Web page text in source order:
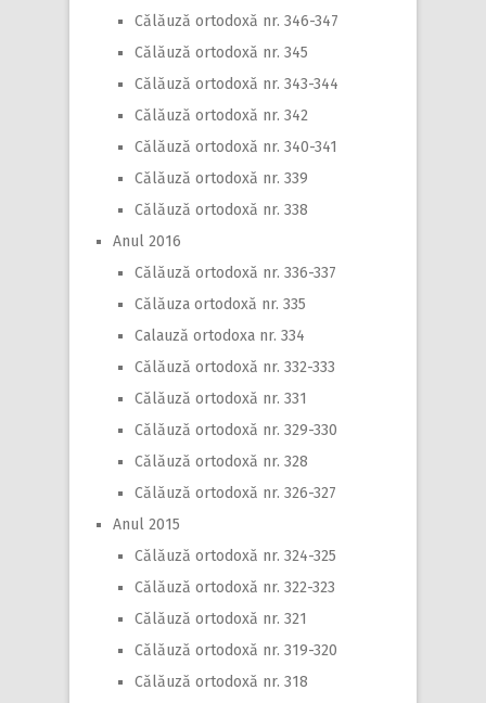
Călăuză ortodoxă nr. 346-347
Călăuză ortodoxă nr. 345
Călăuză ortodoxă nr. 343-344
Călăuză ortodoxă nr. 342
Călăuză ortodoxă nr. 340-341
Călăuză ortodoxă nr. 339
Călăuză ortodoxă nr. 338
Anul 2016
Călăuză ortodoxă nr. 336-337
Călăuza ortodoxă nr. 335
Calauză ortodoxa nr. 334
Călăuză ortodoxă nr. 332-333
Călăuză ortodoxă nr. 331
Călăuză ortodoxă nr. 329-330
Călăuză ortodoxă nr. 328
Călăuză ortodoxă nr. 326-327
Anul 2015
Călăuză ortodoxă nr. 324-325
Călăuză ortodoxă nr. 322-323
Călăuză ortodoxă nr. 321
Călăuză ortodoxă nr. 319-320
Călăuză ortodoxă nr. 318